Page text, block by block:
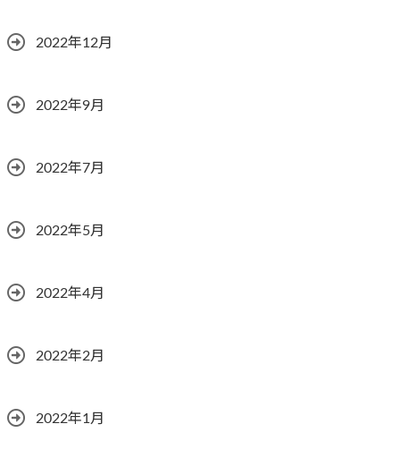
2022年12月
2022年9月
2022年7月
2022年5月
2022年4月
2022年2月
2022年1月